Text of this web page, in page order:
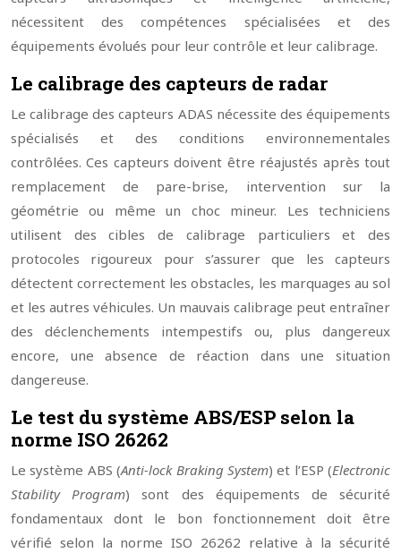
nécessitent des compétences spécialisées et des
équipements évolués pour leur contrôle et leur calibrage.
Le calibrage des capteurs de radar
Le calibrage des capteurs ADAS nécessite des équipements
spécialisés et des conditions environnementales
contrôlées. Ces capteurs doivent être réajustés après tout
remplacement de pare-brise, intervention sur la
géométrie ou même un choc mineur. Les techniciens
utilisent des cibles de calibrage particuliers et des
protocoles rigoureux pour s’assurer que les capteurs
détectent correctement les obstacles, les marquages au sol
et les autres véhicules. Un mauvais calibrage peut entraîner
des déclenchements intempestifs ou, plus dangereux
encore, une absence de réaction dans une situation
dangereuse.
Le test du système ABS/ESP selon la
norme ISO 26262
Le système ABS (Anti-lock Braking System) et l’ESP (Electronic
Stability Program) sont des équipements de sécurité
fondamentaux dont le bon fonctionnement doit être
vérifié selon la norme ISO 26262 relative à la sécurité